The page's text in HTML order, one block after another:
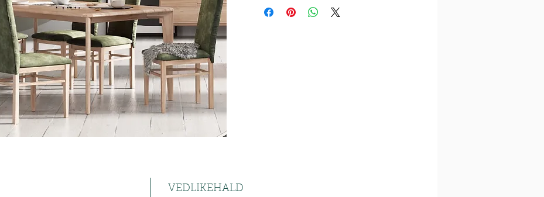
stor og liten skjenk.
VEDLIKEHALD